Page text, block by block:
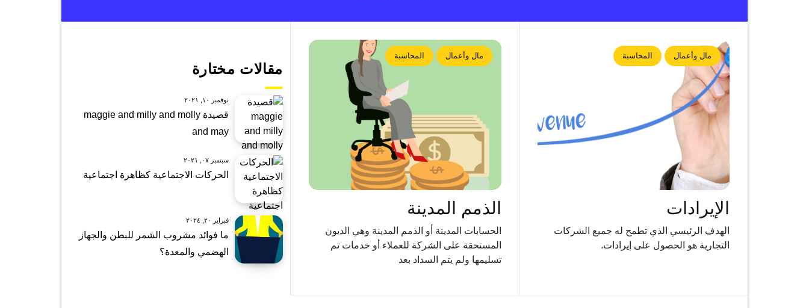
مال وأعمال المحاسبة
الإيرادات
الهدف الرئيسي الذي تطمح له جميع الشركات
التجارية هو الحصول على إيرادات.
مال وأعمال المحاسبة
الذمم المدينة
الحسابات المدينة أو الذمم المدينة وهي الديون
المستحقة على الشركة للعملاء أو خدمات تم
تسليمها ولم يتم السداد بعد
مقالات مختارة
نوفمبر ١٠, ٢٠٢١
قصيدة maggie and milly and molly
and may
سبتمبر ٠٧, ٢٠٢١
الحركات الاجتماعية كظاهرة اجتماعية
فبراير ٢٠, ٢٠٢٤
ما فوائد مشروب الشمر للبطن والجهاز
الهضمي والمعدة؟